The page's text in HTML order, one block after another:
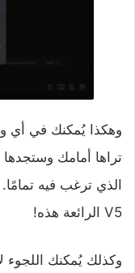
وهكذا يُمكنك في أي
تراها أمامك
V5 الرائعة هذه!
وكذلك يُمكنك اللجوء